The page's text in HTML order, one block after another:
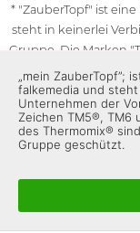
* "ZauberTopf" ist
steht in keinerlei
Gruppe. Die Marken
des "Thermomix®"
der Vorwerk-Gruppe.
TM6 und TM31
sind zugunsten
geschützt. Für
„mein ZauberTopf”;
falkemedia und
Unternehmen der
Zeichen TM5®, TM6
des Thermomix®
Gruppe geschützt.